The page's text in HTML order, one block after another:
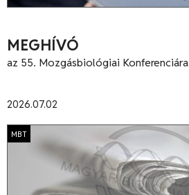
MEGHÍVÓ
2026.07.02
az 55. Mozgásbiológiai Konferenciára
MBT